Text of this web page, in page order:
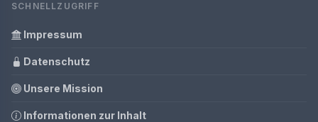
SCHNELLZUGRIFF
Impressum
Datenschutz
Unsere Mission
Informationen zur Inhalt